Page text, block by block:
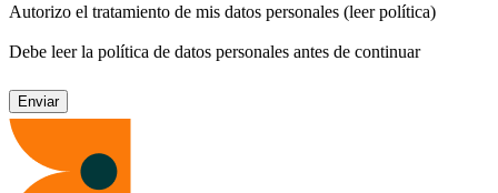
Autorizo el tratamiento de mis datos personales (leer política)
Debe leer la política de datos personales antes de continuar